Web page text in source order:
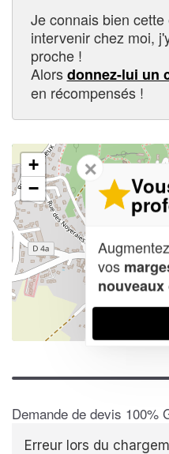
Je connais bien
intervenir chez moi,
proche !
Alorsdonnez-lui un
en récompensés !
+
−
Demande de devis 100%
Erreur lors du
✕
vos